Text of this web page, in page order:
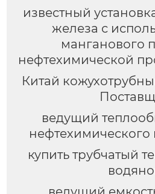
известный
железа с
манганового
нефтехимической
Китай
ведущий
нефтехимического
купить трубчатый